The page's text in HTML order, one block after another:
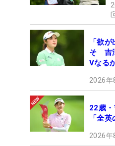
「欲
そ 吉
Vなる
2026年
22歳
「全
2026年